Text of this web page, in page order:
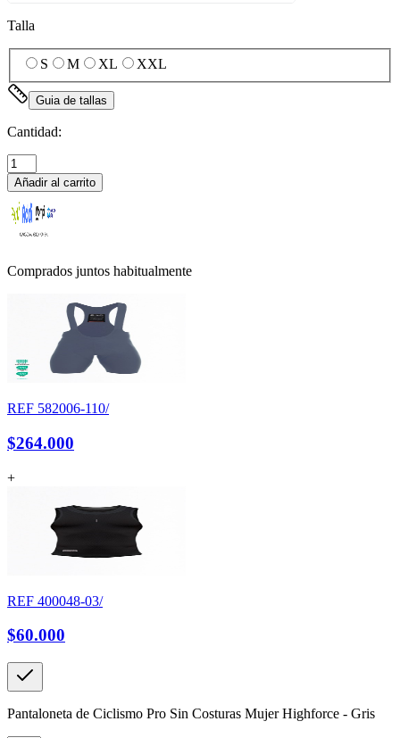
Talla
S M XL XXL
Guia de tallas
Cantidad:
Añadir al carrito
Comprados juntos habitualmente
REF 582006-110/
$264.000
+
REF 400048-03/
$60.000
Pantaloneta de Ciclismo Pro Sin Costuras Mujer Highforce - Gris